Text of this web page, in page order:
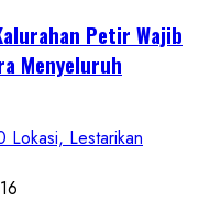
Petir Wajib
Menyeluruh
Lokasi, Lestarikan